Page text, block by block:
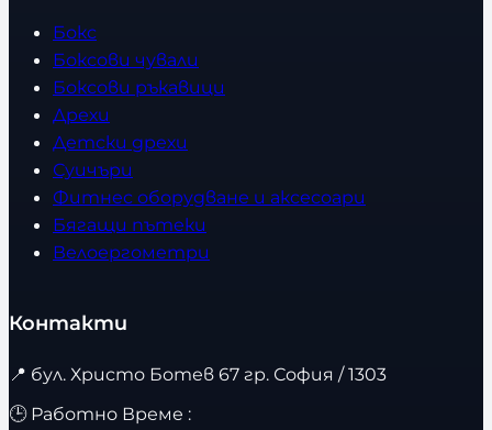
Бокс
Боксови чували
Боксови ръкавици
Дрехи
Детски дрехи
Суичъри
Фитнес оборудване и аксесоари
Бягащи пътеки
Велоергометри
Контакти
📍 бул. Христо Ботев 67 гр. София / 1303
🕒 Работно Време :